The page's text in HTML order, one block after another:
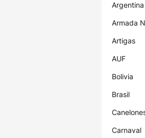
Argentina
Armada
Artigas
AUF
Bolivia
Brasil
Carnaval